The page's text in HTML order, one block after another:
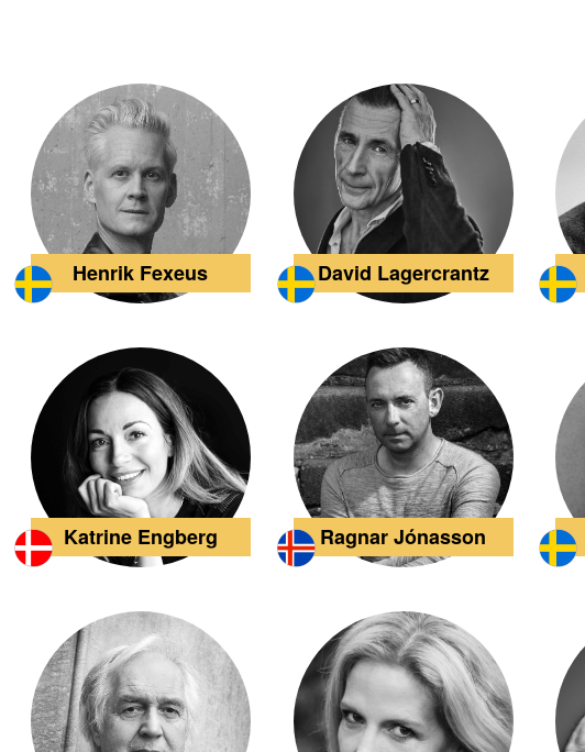
Henrik Fexeus David Lagercrantz
Katrine Engberg Ragnar Jónasson